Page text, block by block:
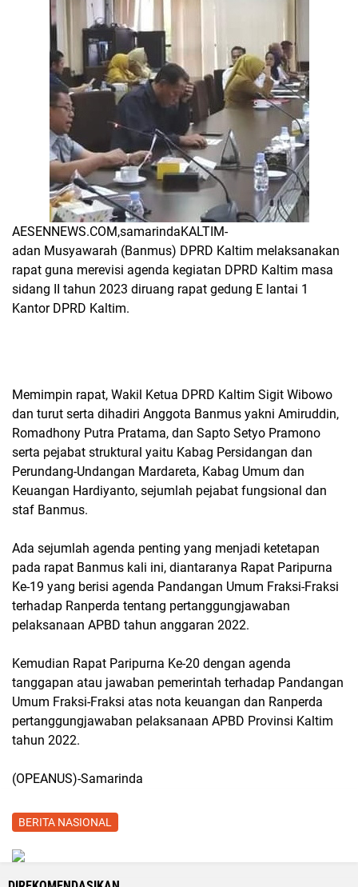
AESENNEWS.COM,samarindaKALTIM-
adan Musyawarah (Banmus) DPRD Kaltim melaksanakan
rapat guna merevisi agenda kegiatan DPRD Kaltim masa
sidang II tahun 2023 diruang rapat gedung E lantai 1
Kantor DPRD Kaltim.
Memimpin rapat, Wakil Ketua DPRD Kaltim Sigit Wibowo
dan turut serta dihadiri Anggota Banmus yakni Amiruddin,
Romadhony Putra Pratama, dan Sapto Setyo Pramono
serta pejabat struktural yaitu Kabag Persidangan dan
Perundang-Undangan Mardareta, Kabag Umum dan
Keuangan Hardiyanto, sejumlah pejabat fungsional dan
staf Banmus.
Ada sejumlah agenda penting yang menjadi ketetapan
pada rapat Banmus kali ini, diantaranya Rapat Paripurna
Ke-19 yang berisi agenda Pandangan Umum Fraksi-Fraksi
terhadap Ranperda tentang pertanggungjawaban
pelaksanaan APBD tahun anggaran 2022.
Kemudian Rapat Paripurna Ke-20 dengan agenda
tanggapan atau jawaban pemerintah terhadap Pandangan
Umum Fraksi-Fraksi atas nota keuangan dan Ranperda
pertanggungjawaban pelaksanaan APBD Provinsi Kaltim
tahun 2022.
(OPEANUS)-Samarinda
BERITA NASIONAL